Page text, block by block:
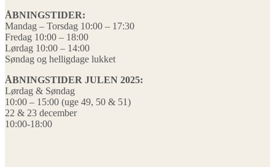
ÅBNINGSTIDER:
Mandag – Torsdag 10:00 – 17:30
Fredag 10:00 – 18:00
Lørdag 10:00 – 14:00
Søndag og helligdage lukket
ÅBNINGSTIDER JULEN 2025:
Lørdag & Søndag
10:00 – 15:00 (uge 49, 50 & 51)
22 & 23 december
10:00-18:00